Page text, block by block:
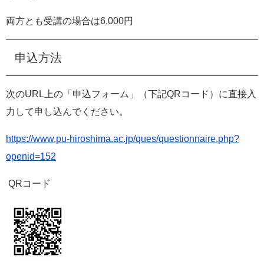
両方とも受講の場合は6,000円
申込方法
次のURL 上の「申込フォーム」（下記QRコード）に直接入
力して申し込んでください。
https://www.pu-hiroshima.ac.jp/ques/questionnaire.php?
openid=152
QRコード